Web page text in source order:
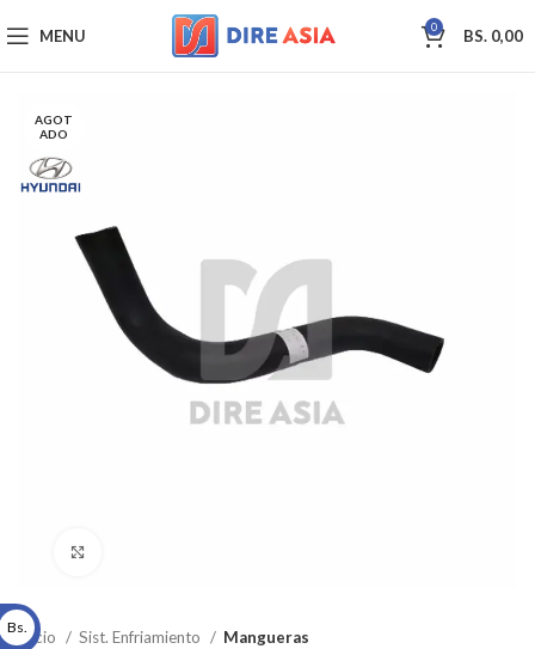
MENU 0 BS. 0,00
AGOT
ADO
Inicio Sist. Enfriamiento Mangueras
Bs.